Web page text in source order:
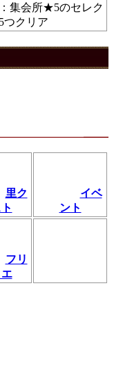
：集会所★5のセレク
つクリア
里ク
イベ
ント
フリ